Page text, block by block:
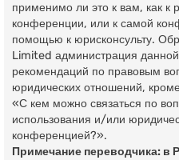
применимо ли это к вам, как к
конференции, или к самой
помощью к юрисконсульту.
Limited администрация
рекомендаций по правовым
юридических отношений,
«С кем можно связаться по
использования и/или
конференцией?».
Примечание переводчика: в